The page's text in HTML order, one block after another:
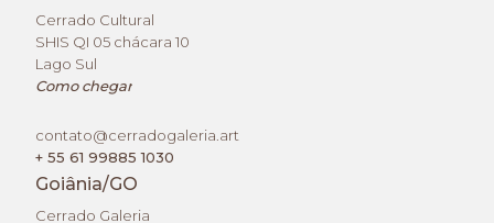
Cerrado Cultural
SHIS QI 05 chácara 10
Lago Sul
Como chegar
contato@cerradogaleria.art
+ 55 61 99885 1030
Goiânia/GO
Cerrado Galeria